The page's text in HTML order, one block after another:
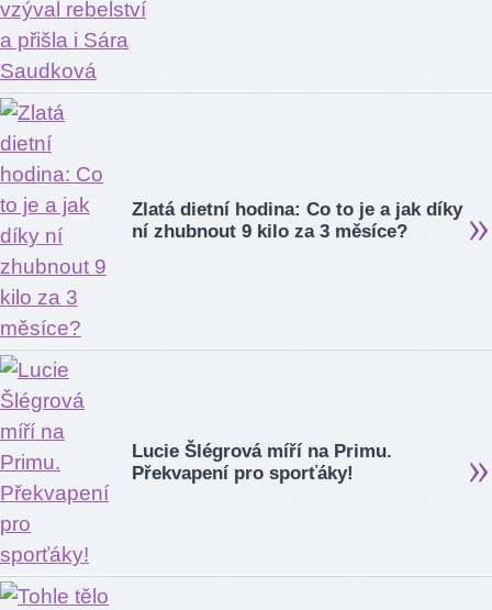
Zlatá dietní hodina: Co to je a jak díky
ní zhubnout 9 kilo za 3 měsíce?
Lucie Šlégrová míří na Primu.
Překvapení pro sporťáky!